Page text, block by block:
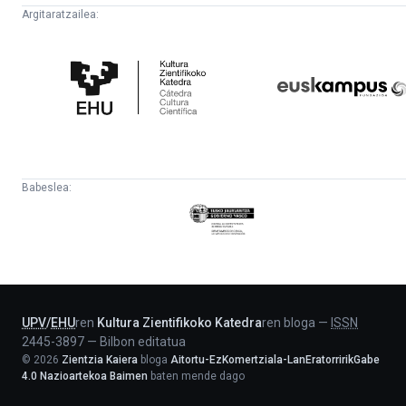
Argitaratzailea:
Zientifikoko
Katedra
Babeslea:
Eusko
Jaurlaritza
UPV/EHUren Kultura Zientifikoko Katedraren bloga — ISSN
2445-3897 — Bilbon editatua
© 2026 Zientzia Kaiera bloga Aitortu-EzKomertziala-LanEratorririkGabe
4.0 Nazioartekoa Baimen baten mende dago